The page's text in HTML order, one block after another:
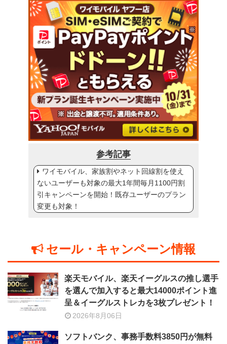
参考記事
ワイモバイル、家族割やネット回線割を使え
ないユーザーも対象の最大1年間毎月1100円割
引キャンペーンを開始！既存ユーザーのプラン
変更も対象！
セール・キャンペーン情報
楽天モバイル、楽天イーグルスの推し選手
を選んで加入すると最大14000ポイント進
呈＆イーグルストレカを3枚プレゼント！
2026年8月06日
ソフトバンク、事務手数料3850円が無料